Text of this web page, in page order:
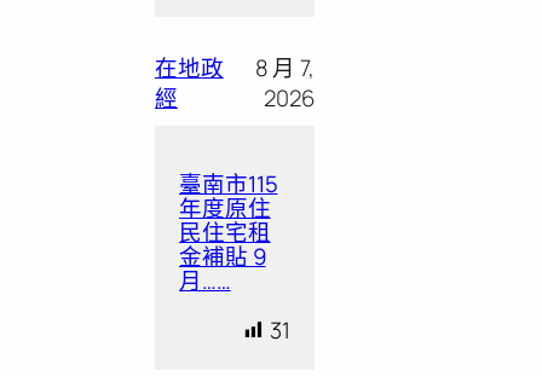
在地政
經
8 月 7,
2026
臺南市115
年度原住
民住宅租
金補貼 9
月……
31